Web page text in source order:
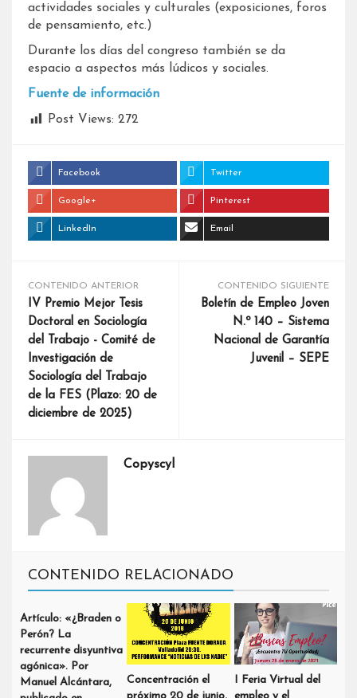
actividades sociales y culturales (exposiciones, foros
de pensamiento, etc.)
Durante los días del congreso también se da
espacio a aspectos más lúdicos y sociales.
Fuente de información
Post Views: 272
Facebook Twitter
Google+ Pinterest
LinkedIn Email
CONTENIDO ANTERIOR
IV Premio Mejor Tesis
Doctoral en Sociología
del Trabajo - Comité de
Investigación de
Sociología del Trabajo
de la FES (Plazo: 20 de
diciembre de 2025)
CONTENIDO SIGUIENTE
Boletín de Empleo Joven
N.º 140 – Sistema
Nacional de Garantía
Juvenil – SEPE
Copyscyl
CONTENIDO RELACIONADO
Artículo: «¿Braden o
Perón? La
recurrente disyuntiva
agónica». Por
Manuel Alcántara,
Concentración el
I Feria Virtual del